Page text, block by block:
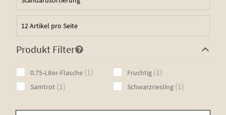
Mer­lot
Por­tu­gie­ser
Rot­wein
Schwarz­ries­ling
Produkt Filter
0.75-Liter-Flasche 1 1
product
Fruchtig 1 1
product
Samtrot 1 1
Schwarzriesling 1 1